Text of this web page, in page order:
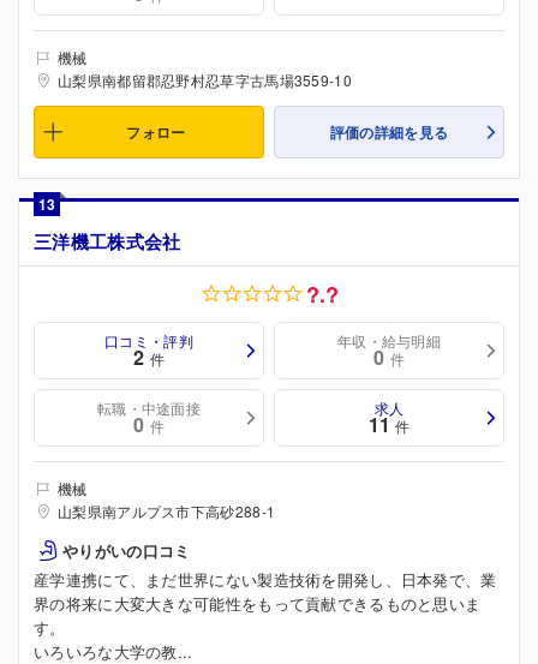
機械
山梨県南都留郡忍野村忍草字古馬場3559-10
フォロー 評価の詳細を見る
13
三洋機工株式会社
?.?
口コミ・評判
2 件
年収・給与明細
0 件
転職・中途面接
0 件
求人
11 件
機械
山梨県南アルプス市下高砂288-1
やりがいの口コミ
産学連携にて、まだ世界にない製造技術を開発し、日本発で、業
界の将来に大変大きな可能性をもって貢献できるものと思いま
す。
いろいろな大学の教...